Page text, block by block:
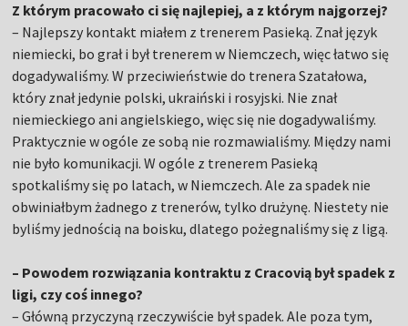
Z którym pracowało ci się najlepiej, a z którym najgorzej?
– Najlepszy kontakt miałem z trenerem Pasieką. Znał język
niemiecki, bo grał i był trenerem w Niemczech, więc łatwo się
dogadywaliśmy. W przeciwieństwie do trenera Szatałowa,
który znał jedynie polski, ukraiński i rosyjski. Nie znał
niemieckiego ani angielskiego, więc się nie dogadywaliśmy.
Praktycznie w ogóle ze sobą nie rozmawialiśmy. Między nami
nie było komunikacji. W ogóle z trenerem Pasieką
spotkaliśmy się po latach, w Niemczech. Ale za spadek nie
obwiniałbym żadnego z trenerów, tylko drużynę. Niestety nie
byliśmy jednością na boisku, dlatego pożegnaliśmy się z ligą.
– Powodem rozwiązania kontraktu z Cracovią był spadek z
ligi, czy coś innego?
– Główną przyczyną rzeczywiście był spadek. Ale poza tym,